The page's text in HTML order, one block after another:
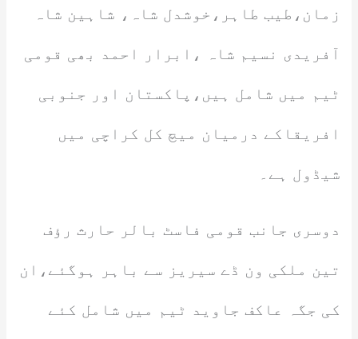
زمان،طیب طاہر،خوشدل شاہ، شاہین شاہ
آفریدی نسیم شاہ ،ابرار احمد بھی قومی
ٹیم میں شامل ہیں،پاکستان اور جنوبی
افریقاکے درمیان میچ کل کراچی میں
شیڈول ہے۔
دوسری جانب قومی فاسٹ بالر حارث رؤف
تین ملکی ون ڈے سیریز سے باہر ہوگئے،ان
کی جگہ عاکف جاوید ٹیم میں شامل کئے